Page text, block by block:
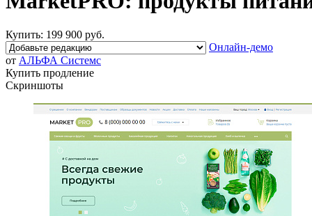
Купить: 199 900 руб.
Онлайн-демо
от АЛЬФА Системс
Купить продление
Скриншоты